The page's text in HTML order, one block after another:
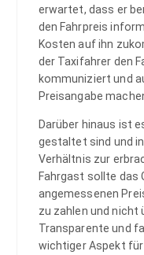
erwartet, dass er
den Fahrpreis
Kosten auf ihn
der Taxifahrer den
kommuniziert und
Preisangabe
Darüber hinaus ist
gestaltet sind und
Verhältnis zur
Fahrgast sollte das
angemessenen
zu zahlen und nicht
Transparente und
wichtiger Aspekt